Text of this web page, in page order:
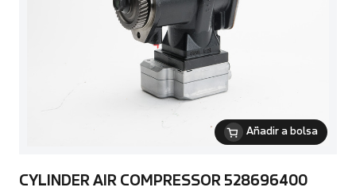
Añadir a bolsa
CYLINDER AIR COMPRESSOR 528696400